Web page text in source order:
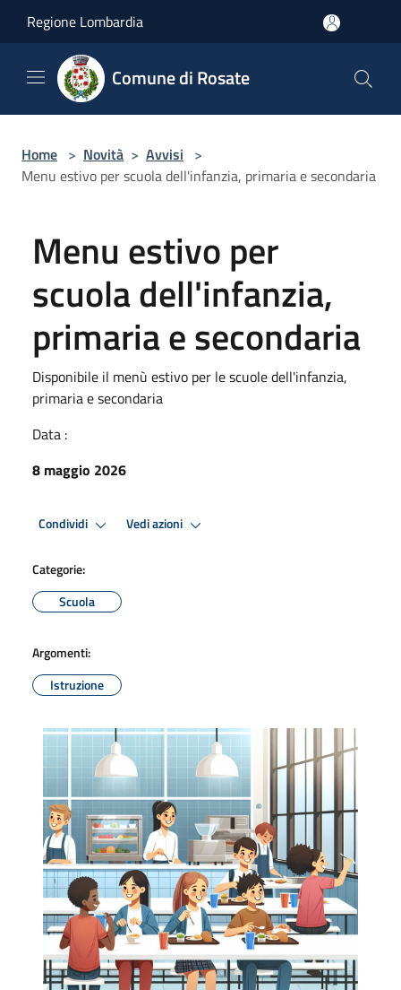
Regione Lombardia
Comune di Rosate
Home > Novità > Avvisi >
Menu estivo per scuola dell'infanzia, primaria e secondaria
Menu estivo per
scuola dell'infanzia,
primaria e secondaria
Disponibile il menù estivo per le scuole dell'infanzia,
primaria e secondaria
Data :
8 maggio 2026
Condividi Vedi azioni
Categorie:
Scuola
Argomenti:
Istruzione